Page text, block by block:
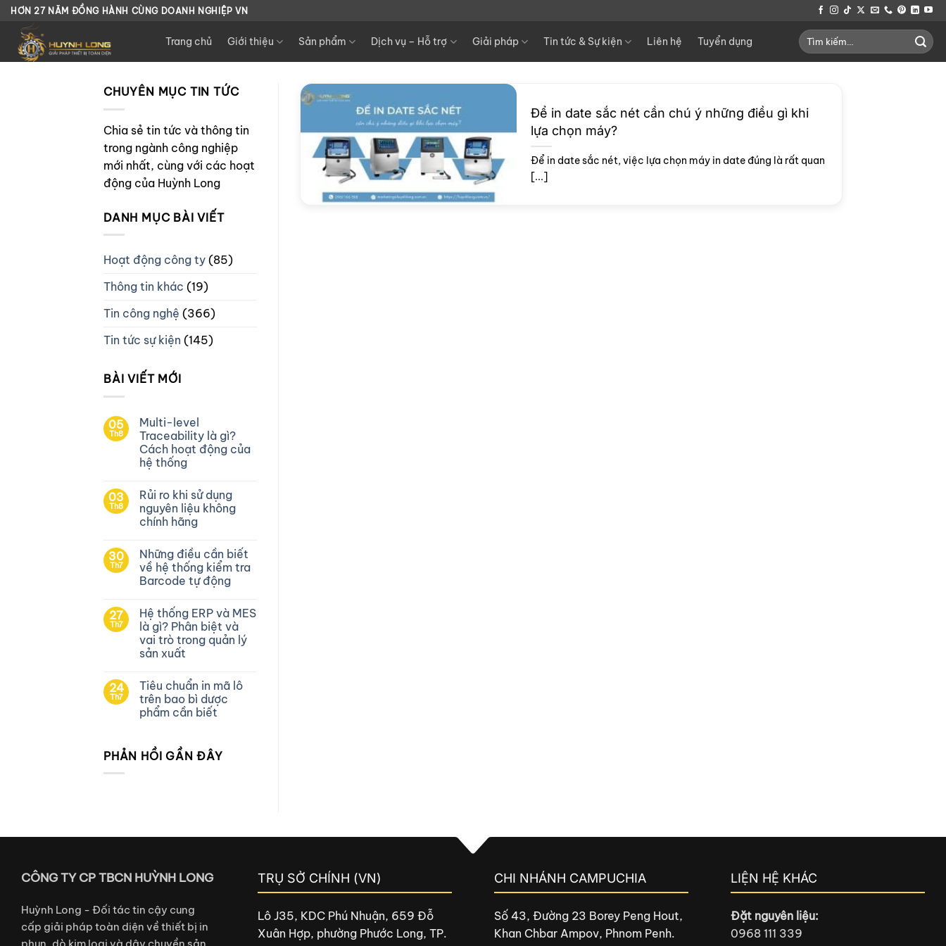
Chuyển
dung
HƠN 27 NĂM ĐỒNG HÀNH CÙNG DOANH NGHIỆP VN
Trang chủ Giới thiệu Sản phẩm Dịch vụ – Hỗ trợ Giải pháp Tin tức & Sự kiện Liên hệ Tuyển dụng
Tìm
kiếm:
CHUYÊN MỤC TIN TỨC
Chia sẻ tin tức và thông tin
trong ngành công nghiệp
mới nhất, cùng với các hoạt
động của Huỳnh Long
DANH MỤC BÀI VIẾT
Hoạt động công ty (85)
Thông tin khác (19)
Tin công nghệ (366)
Tin tức sự kiện (145)
BÀI VIẾT MỚI
05
Th8
Multi-level
Traceability là gì?
Cách hoạt động của
hệ thống
03
Th8
Rủi ro khi sử dụng
nguyên liệu không
chính hãng
30
Th7
Những điều cần biết
về hệ thống kiểm tra
Barcode tự động
27
Th7
Hệ thống ERP và MES
là gì? Phân biệt và
vai trò trong quản lý
sản xuất
24
Th7
Tiêu chuẩn in mã lô
trên bao bì dược
phẩm cần biết
PHẢN HỒI GẦN ĐÂY
Để in date sắc nét cần chú ý những điều gì khi
lựa chọn máy?
Để in date sắc nét, việc lựa chọn máy in date đúng là rất quan
[...]
CÔNG TY CP TBCN HUỲNH LONG
Huỳnh Long - Đối tác tin cậy cung
cấp giải pháp toàn diện về thiết bị in
TRỤ SỞ CHÍNH (VN)
Lô J35, KDC Phú Nhuận, 659 Đỗ
Xuân Hợp, phường Phước Long, TP.
CHI NHÁNH CAMPUCHIA
Số 43, Đường 23 Borey Peng Hout,
Khan Chbar Ampov, Phnom Penh.
LIỆN HỆ KHÁC
Đặt nguyên liệu:
0968 111 339